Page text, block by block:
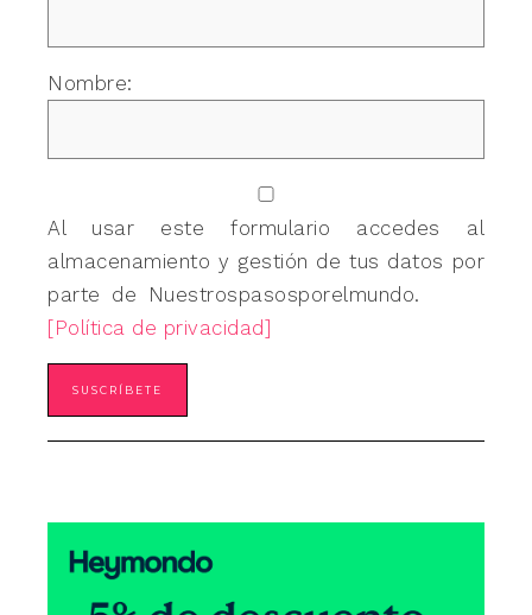
Nombre:
Al usar este formulario accedes al
almacenamiento y gestión de tus datos por
parte de Nuestrospasosporelmundo.
[Política de privacidad]